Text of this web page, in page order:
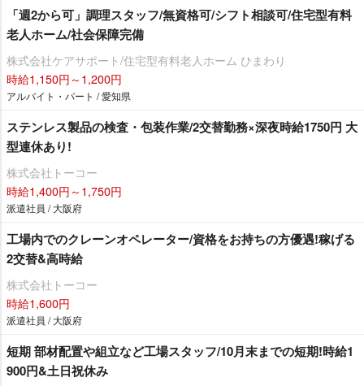
「週2から可」調理スタッフ/無資格可/シフト相談可/住宅型有料
老人ホーム/社会保障完備
株式会社ケアサポート/住宅型有料老人ホーム ひまわり
時給1,150円～1,200円
アルバイト・パート / 愛知県
ステンレス製品の検査・包装作業/2交替勤務×深夜時給1750円 大
型連休あり!
株式会社トーコー
時給1,400円～1,750円
派遣社員 / 大阪府
工場内でのクレーンオペレーター/資格をお持ちの方優遇!稼げる
2交替&高時給
株式会社トーコー
時給1,600円
派遣社員 / 大阪府
短期 部材配置や組立など工場スタッフ/10月末までの短期!時給1
900円&土日祝休み